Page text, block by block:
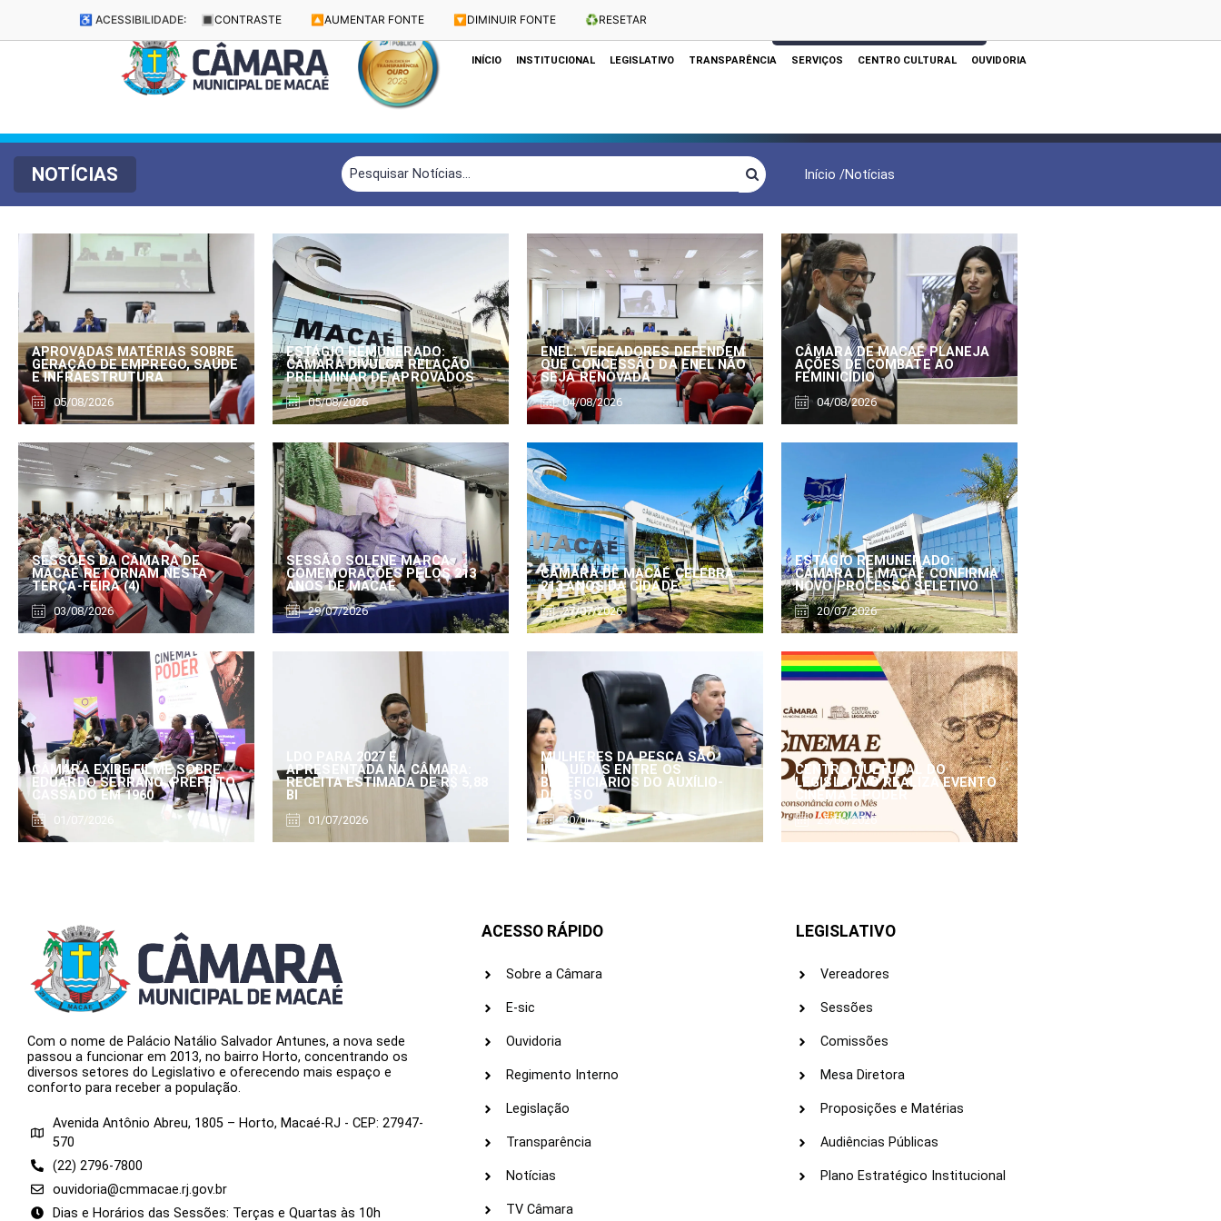
♿ ACESSIBILIDADE: 🔳 CONTRASTE 🔼 AUMENTAR FONTE 🔽 DIMINUIR FONTE ♻️RESETAR
Dias e Horários das Sessões: Terças e Quartas às 10h
INÍCIO INSTITUCIONAL LEGISLATIVO TRANSPARÊNCIA SERVIÇOS CENTRO CULTURAL OUVIDORIA
NOTÍCIAS Início /Notícias
APROVADAS MATÉRIAS SOBRE
GERAÇÃO DE EMPREGO, SAÚDE
E INFRAESTRUTURA
05/08/2026
ESTÁGIO REMUNERADO:
CÂMARA DIVULGA RELAÇÃO
PRELIMINAR DE APROVADOS
05/08/2026
ENEL: VEREADORES DEFENDEM
QUE CONCESSÃO DA ENEL NÃO
SEJA RENOVADA
04/08/2026
CÂMARA DE MACAÉ PLANEJA
AÇÕES DE COMBATE AO
FEMINICÍDIO
04/08/2026
SESSÕES DA CÂMARA DE
MACAÉ RETORNAM NESTA
TERÇA-FEIRA (4)
03/08/2026
SESSÃO SOLENE MARCA
COMEMORAÇÕES PELOS 213
ANOS DE MACAÉ
29/07/2026
CÂMARA DE MACAÉ CELEBRA
213 ANOS DA CIDADE
27/07/2026
ESTÁGIO REMUNERADO:
CÂMARA DE MACAÉ CONFIRMA
NOVO PROCESSO SELETIVO
20/07/2026
CÂMARA EXIBE FILME SOBRE
EDUARDO SERRANO, PREFEITO
CASSADO EM 1960
01/07/2026
LDO PARA 2027 É
APRESENTADA NA CÂMARA:
RECEITA ESTIMADA DE R$ 5,88
BI
01/07/2026
MULHERES DA PESCA SÃO
INCLUÍDAS ENTRE OS
BENEFICIÁRIOS DO AUXÍLIO-
DEFESO
30/06/2026
CENTRO CULTURAL DO
LEGISLATIVO REALIZA EVENTO
CINEMA E PODER
25/06/2026
Com o nome de Palácio Natálio Salvador Antunes, a nova sede
passou a funcionar em 2013, no bairro Horto, concentrando os
diversos setores do Legislativo e oferecendo mais espaço e
conforto para receber a população.
Avenida Antônio Abreu, 1805 – Horto, Macaé-RJ - CEP: 27947-
570
(22) 2796-7800
ouvidoria@cmmacae.rj.gov.br
Dias e Horários das Sessões: Terças e Quartas às 10h
ACESSO RÁPIDO
Sobre a Câmara
E-sic
Ouvidoria
Regimento Interno
Legislação
Transparência
Notícias
TV Câmara
LEGISLATIVO
Vereadores
Sessões
Comissões
Mesa Diretora
Proposições e Matérias
Audiências Públicas
Plano Estratégico Institucional